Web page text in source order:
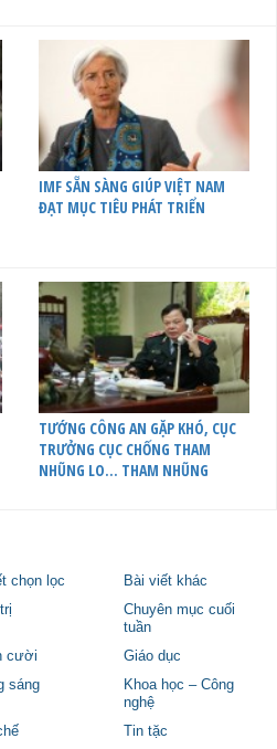
IMF SẴN SÀNG GIÚP VIỆT NAM
ĐẠT MỤC TIÊU PHÁT TRIỂN
TƯỚNG CÔNG AN GẶP KHÓ, CỤC
TRƯỞNG CỤC CHỐNG THAM
NHŨNG LO… THAM NHŨNG
chọn lọc
Bài viết khác
Chuyên mục cuối
tuần
cười
Giáo dục
sáng
Khoa học – Công
nghệ
Tin tặc